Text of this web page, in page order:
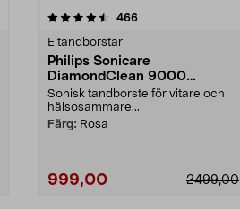
466recensioner
Eltandborstar
Philips Sonicare
DiamondClean 9000
eltandborste, Special Edition
Sonisk tandborste för vitare och
hälsosammare...
Färg: Rosa
999,00 2499,00
4.5 av 5 stjärnor